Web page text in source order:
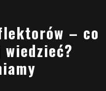
– co